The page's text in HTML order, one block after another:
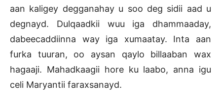
aan kaligey degganahay u soo deg sidii aad u
degnayd. Dulqaadkii wuu iga dhammaaday,
dabeecaddiinna way iga xumaatay. Inta aan
furka tuuran, oo aysan qaylo billaaban wax
hagaaji. Mahadkaagii hore ku laabo, anna igu
celi Maryantii faraxsanayd.